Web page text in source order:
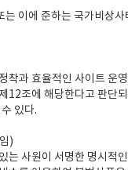
이에 준하는 국가비상사
착과 효율적인 사이트 운
12조에 해당한다고 판단
있다.
)
는 사원이 서명한 명시적